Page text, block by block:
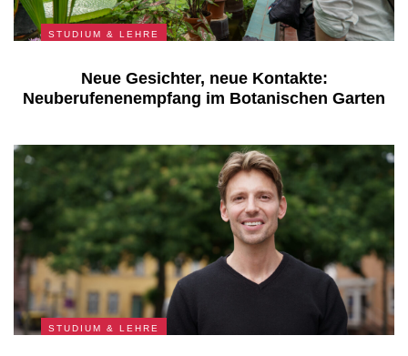
STUDIUM & LEHRE
Neue Gesichter, neue Kontakte:
Neuberufenenempfang im Botanischen Garten
STUDIUM & LEHRE